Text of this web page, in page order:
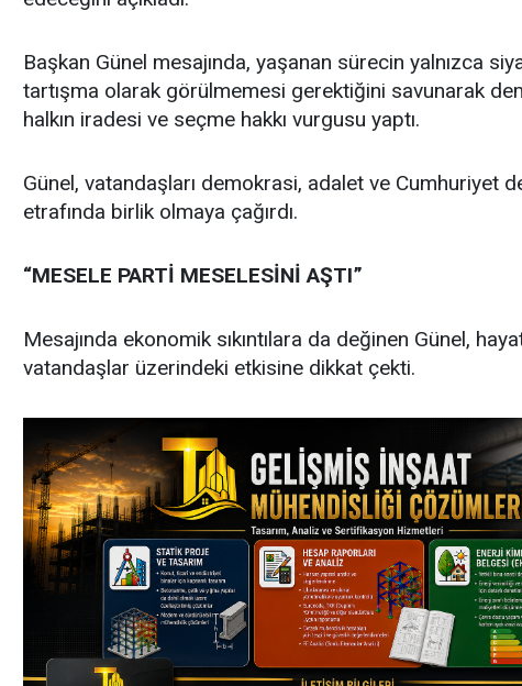
Başkan Günel mesajında, yaşanan sürecin yalnızca
tartışma olarak görülmemesi gerektiğini savunarak
halkın iradesi ve seçme hakkı vurgusu yaptı.
Günel, vatandaşları demokrasi, adalet ve Cumhuriyet
etrafında birlik olmaya çağırdı.
“MESELE PARTİ MESELESİNİ AŞTI”
Mesajında ekonomik sıkıntılara da değinen Günel, hayat
vatandaşlar üzerindeki etkisine dikkat çekti.